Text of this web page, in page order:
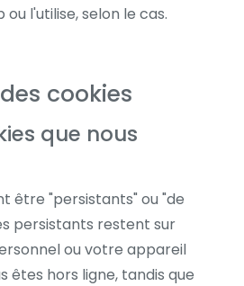
l'utilise, selon le cas.
cookies
que nous
être "persistants" ou "de
persistants restent sur
ou votre appareil
êtes hors ligne, tandis que